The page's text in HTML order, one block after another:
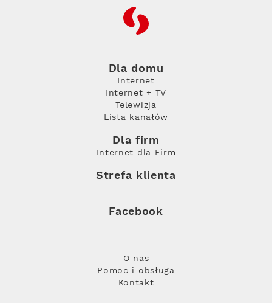
RFC
Dla domu
Internet
Internet + TV
Telewizja
Lista kanałów
Dla firm
Internet dla Firm
Strefa klienta
Facebook
O nas
Pomoc i obsługa
Kontakt